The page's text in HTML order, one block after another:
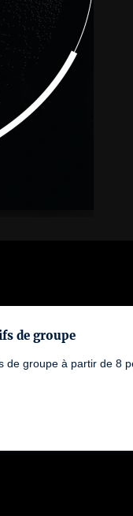
de groupe
de groupe à partir de 8